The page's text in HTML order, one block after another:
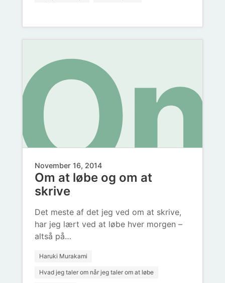
November 16, 2014
Om at løbe og om at
skrive
Det meste af det jeg ved om at skrive,
har jeg lært ved at løbe hver morgen –
altså på…
Haruki Murakami
Hvad jeg taler om når jeg taler om at løbe